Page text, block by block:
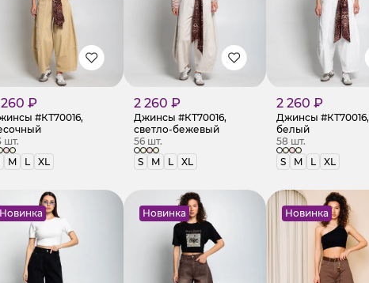
₽
#КТ70016,
шт.
M L XL
2 260 ₽
Джинсы #КТ70016,
светло-бежевый
56 шт.
S
M L XL
2 260 ₽
Джинсы #КТ70016,
белый
58 шт.
S
M L XL
Новинка Новинка Новинка